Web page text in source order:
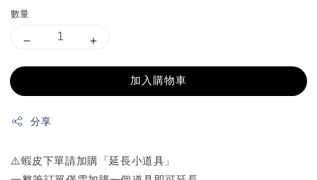
數量
加入購物車
分享
⚠️蝦皮下單請加購「延長小道具」